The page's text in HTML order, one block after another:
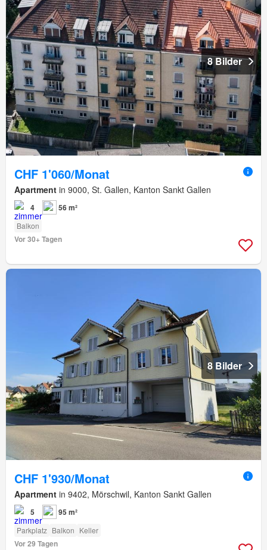
8 Bilder
CHF 1'060/Monat
Apartment in 9000, St. Gallen, Kanton Sankt Gallen
4 56 m²
Balkon
Vor 30+ Tagen
8 Bilder
CHF 1'930/Monat
Apartment in 9402, Mörschwil, Kanton Sankt Gallen
5 95 m²
Parkplatz Balkon Keller
Vor 29 Tagen